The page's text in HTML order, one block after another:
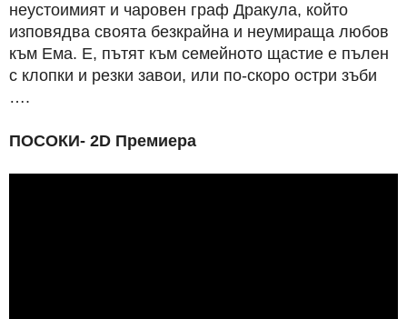
неустоимият и чаровен граф Дракула, който
изповядва своята безкрайна и неумираща любов
към Ема. Е, пътят към семейното щастие е пълен
с клопки и резки завои, или по-скоро остри зъби
….
ПОСОКИ- 2D Премиера